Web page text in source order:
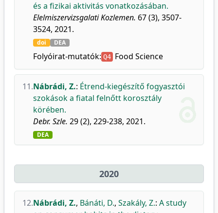
és a fizikai aktivitás vonatkozásában.
Elelmiszervizsgalati Kozlemen. 67 (3), 3507-
3524, 2021.
doi DEA
Folyóirat-mutatók: Q4 Food Science
11.Nábrádi, Z.: Étrend-kiegészítő fogyasztói
szokások a fiatal felnőtt korosztály
körében.
Debr. Szle. 29 (2), 229-238, 2021.
DEA
2020
12.Nábrádi, Z., Bánáti, D., Szakály, Z.: A study